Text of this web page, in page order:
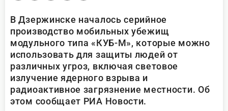
В Дзержинске началось серийное
производство мобильных убежищ
модульного типа «КУБ-М», которые можно
использовать для защиты людей от
различных угроз, включая световое
излучение ядерного взрыва и
радиоактивное загрязнение местности. Об
этом сообщает РИА Новости.